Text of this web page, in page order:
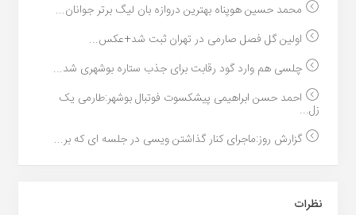
محمد حسین هوپناه بهترین دروازه بان لیگ برتر جوانان...
اولین گل فصل صارمی در تهران ثبت شد+عکس...
چلسی هم وارد گود رقابت برای جذب ستاره بوشهری شد...
احمد حسن ابراهیمی پیشکسوت فوتبال بوشهر:طارمی یک
زل...
گزارش روز:ماجرای کنار گذاشتن ویسی در جلسه ای که بر...
نظرات